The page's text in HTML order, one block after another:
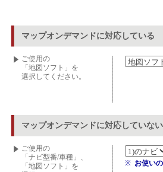
マップオンデマンドに対応している
ご使用の
「地図ソフト」を
選択してください。
マップオンデマンドに対応していない
ご使用の
「ナビ型番/車種」、
「地図ソフト」を
※ お使い